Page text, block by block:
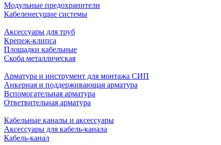
Модульные предохранители
Кабеленесущие системы
Аксессуары для труб
Крепеж-клипса
Площадки кабельные
Скоба металлическая
Арматура и инструмент для монтажа СИП
Анкерная и поддерживающая арматура
Вспомогательная арматура
Ответвительная арматура
Кабельные каналы и аксессуары
Аксессуары для кабель-канала
Кабель-канал